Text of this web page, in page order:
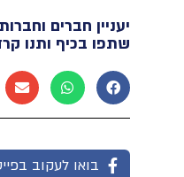
יעניין חברים
שתפו בכיף ותנו
בואו לעקוב